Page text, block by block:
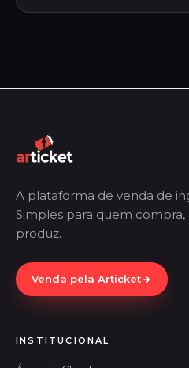
A plataforma de venda de
Simples para quem
produz.
Venda pela Articket
INSTITUCIONAL